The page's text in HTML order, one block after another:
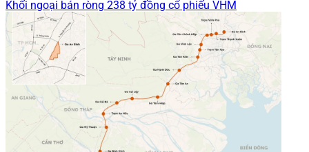
Khối ngoại bán ròng 238 tỷ đồng cổ phiếu VHM